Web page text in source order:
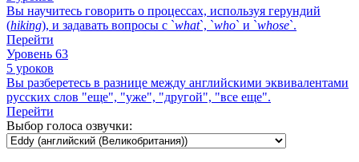
Вы научитесь говорить о процессах, используя герундий
(hiking), и задавать вопросы с `what`, `who` и `whose`.
Перейти
Уровень 63
5 уроков
Вы разберетесь в разнице между английскими эквивалентами
русских слов "еще", "уже", "другой", "все еще".
Перейти
Выбор голоса озвучки: